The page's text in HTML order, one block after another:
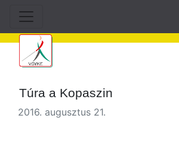
Túra a Kopaszin
2016. augusztus 21.